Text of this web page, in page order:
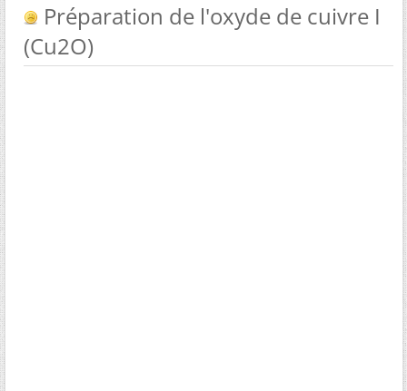
Préparation de l'oxyde de cuivre I
(Cu2O)